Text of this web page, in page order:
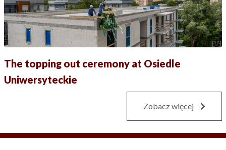
The topping out ceremony at Osiedle
Uniwersyteckie
Zobacz więcej